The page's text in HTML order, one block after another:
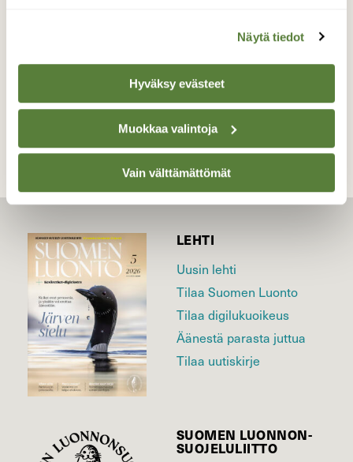
Näytä tiedot
Hyväksy evästeet
Muokkaa valintoja
Vain välttämättömät
TAKAISIN LISTAAN
LEHTI
Uusin lehti
Tilaa Suomen Luonto
Tilaa digilukuoikeus
Äänestä parasta juttua
Tilaa uutiskirje
SUOMEN LUONNON­
SUOJELU­LIITTO